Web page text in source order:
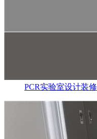
PCR实验室设计装修